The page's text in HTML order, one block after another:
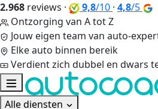
2.968 reviews · 9,8/10 · 4,8/5
Ontzorging van A tot Z
Jouw eigen team van auto-
Elke auto binnen bereik
Verdient zich dubbel en dwars
Alle diensten